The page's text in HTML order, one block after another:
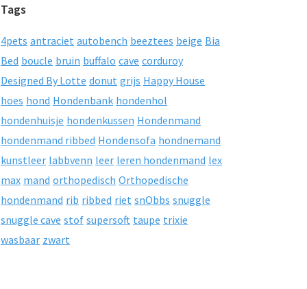
Tags
4pets antraciet autobench beeztees beige Bia
Bed boucle bruin buffalo cave corduroy
Designed By Lotte donut grijs Happy House
hoes hond Hondenbank hondenhol
hondenhuisje hondenkussen Hondenmand
hondenmand ribbed Hondensofa hondnemand
kunstleer labbvenn leer leren hondenmand lex
max mand orthopedisch Orthopedische
hondenmand rib ribbed riet snObbs snuggle
snuggle cave stof supersoft taupe trixie
wasbaar zwart